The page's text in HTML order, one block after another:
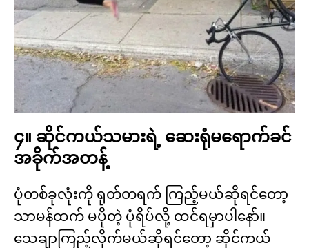
၄။ ဆိုင်ကယ်သမားရဲ့ ဆေးရုံမရောက်ခင်
အခိုက်အတန့်
ပုံတစ်ခုလုံးကို ရုတ်တရက် ကြည့်မယ်ဆိုရင်တော့
သာမန်ထက် မပိုတဲ့ ပုံရိပ်လို့ ထင်ရမှာပါနော်။
သေချာကြည့်လိုက်မယ်ဆိုရင်တော့ ဆိုင်ကယ်